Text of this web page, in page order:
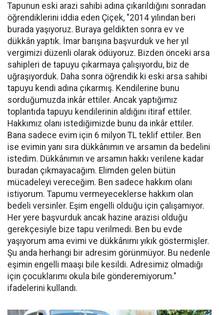
Tapunun eski arazi sahibi adına çıkarıldığını sonradan
öğrendiklerini iddia eden Çiçek, "2014 yılından beri
burada yaşıyoruz. Buraya geldikten sonra ev ve
dükkân yaptık. İmar barışına başvurduk ve her yıl
vergimizi düzenli olarak ödüyoruz. Bizden önceki arsa
sahipleri de tapuyu çıkarmaya çalışıyordu, biz de
uğraşıyorduk. Daha sonra öğrendik ki eski arsa sahibi
tapuyu kendi adına çıkarmış. Kendilerine bunu
sorduğumuzda inkâr ettiler. Ancak yaptığımız
toplantıda tapuyu kendilerinin aldığını itiraf ettiler.
Hakkımız olanı istediğimizde bunu da inkâr ettiler.
Bana sadece evim için 6 milyon TL teklif ettiler. Ben
ise evimin yanı sıra dükkânımın ve arsamın da bedelini
istedim. Dükkânımın ve arsamın hakkı verilene kadar
buradan çıkmayacağım. Elimden gelen bütün
mücadeleyi vereceğim. Ben sadece hakkım olanı
istiyorum. Tapumu vermeyeceklerse hakkım olan
bedeli versinler. Eşim engelli olduğu için çalışamıyor.
Her yere başvurduk ancak hazine arazisi olduğu
gerekçesiyle bize tapu verilmedi. Ben bu evde
yaşıyorum ama evimi ve dükkânımı yıkık göstermişler.
Şu anda herhangi bir adresim görünmüyor. Bu nedenle
eşimin engelli maaşı bile kesildi. Adresimiz olmadığı
için çocuklarımı okula bile gönderemiyorum."
ifadelerini kullandı.